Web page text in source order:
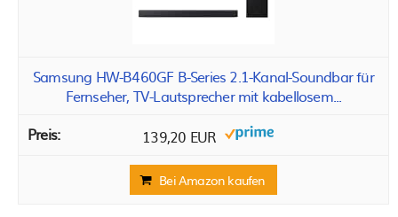
Samsung HW-B460GF B-Series 2.1-Kanal-Soundbar für
Fernseher, TV-Lautsprecher mit kabellosem...
139,20 EUR
Bei Amazon kaufen